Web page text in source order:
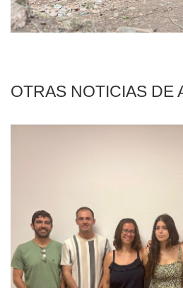
OTRAS NOTICIAS DE